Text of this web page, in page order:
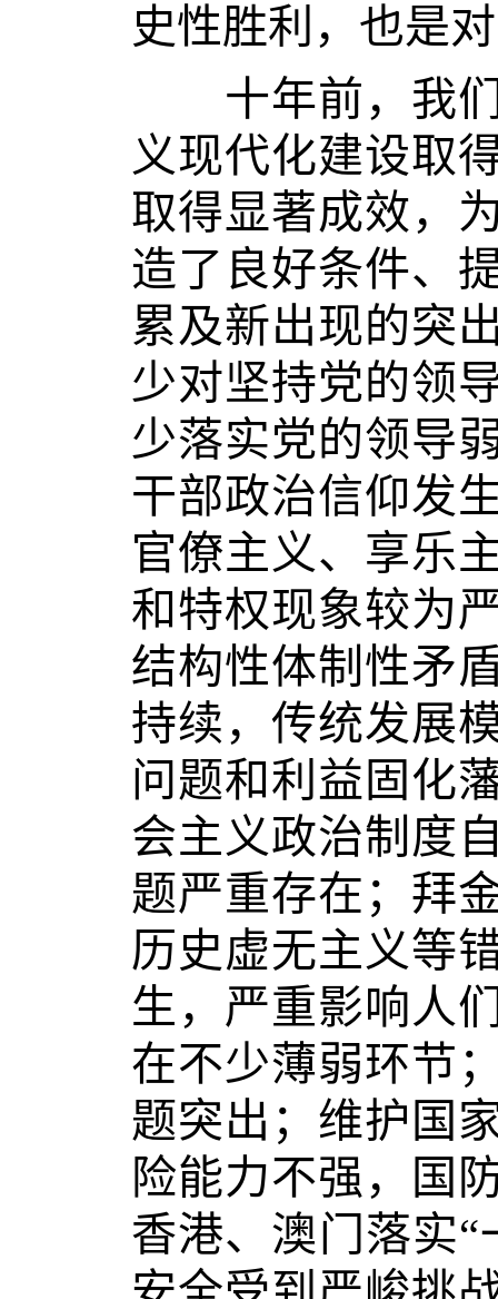
史性胜利，也是
十年前，我们
义现代化建设取
取得显著成效，
造了良好条件、
累及新出现的突
少对坚持党的领
少落实党的领导
干部政治信仰发
官僚主义、享乐
和特权现象较为
结构性体制性矛
持续，传统发展
问题和利益固化
会主义政治制度
题严重存在；拜
历史虚无主义等
生，严重影响人
在不少薄弱环节
题突出；维护国
险能力不强，国
香港、澳门落实